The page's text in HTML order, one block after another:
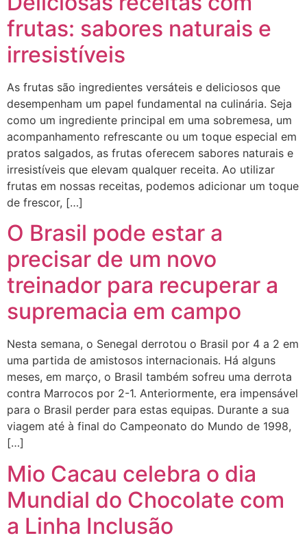
frutas: sabores naturais e
irresistíveis
As frutas são ingredientes versáteis e deliciosos que
desempenham um papel fundamental na culinária. Seja
como um ingrediente principal em uma sobremesa, um
acompanhamento refrescante ou um toque especial em
pratos salgados, as frutas oferecem sabores naturais e
irresistíveis que elevam qualquer receita. Ao utilizar
frutas em nossas receitas, podemos adicionar um toque
de frescor, […]
O Brasil pode estar a
precisar de um novo
treinador para recuperar a
supremacia em campo
Nesta semana, o Senegal derrotou o Brasil por 4 a 2 em
uma partida de amistosos internacionais. Há alguns
meses, em março, o Brasil também sofreu uma derrota
contra Marrocos por 2-1. Anteriormente, era impensável
para o Brasil perder para estas equipas. Durante a sua
viagem até à final do Campeonato do Mundo de 1998,
[…]
Mio Cacau celebra o dia
Mundial do Chocolate com
a Linha Inclusão